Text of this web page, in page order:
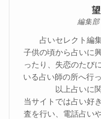
編集
占いセレクト編
子供の頃から占いに
ったり、失恋のたび
いる占い師の所へ行
以上占いに
当サイトでは占い好
査を行い、電話占い